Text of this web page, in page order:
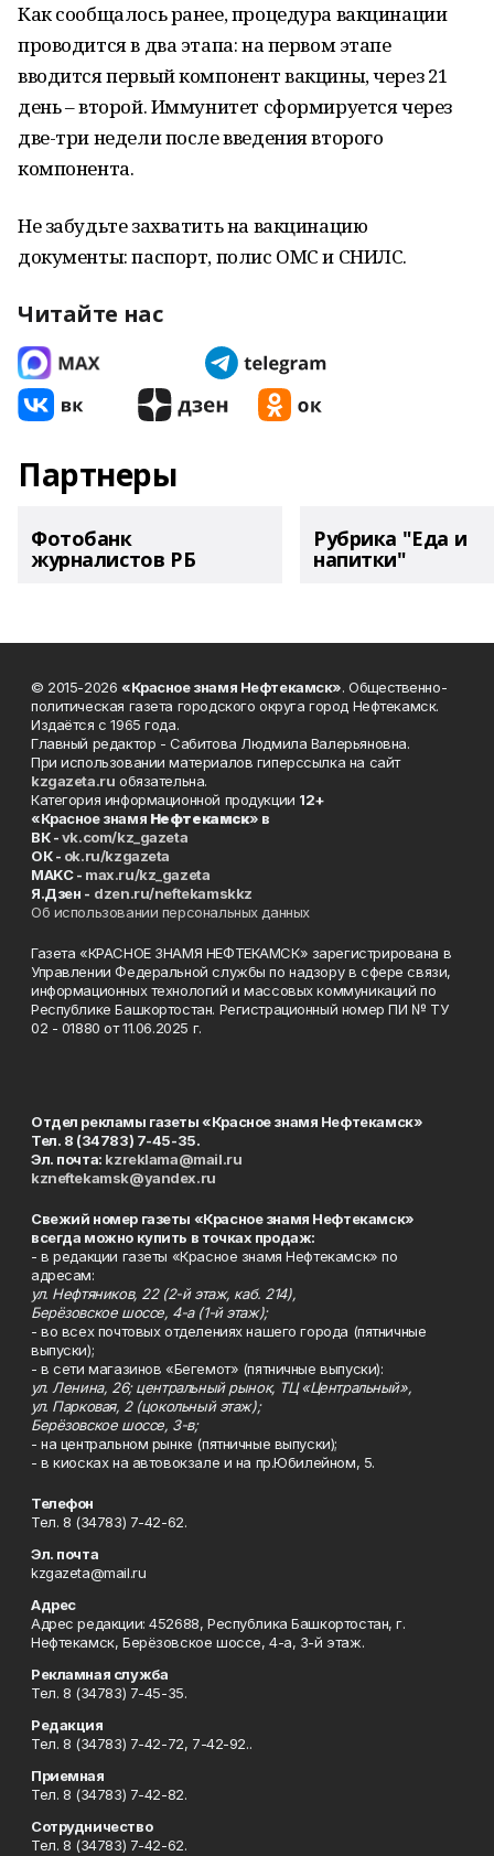
Как сообщалось ранее, процедура вакцинации
проводится в два этапа: на первом этапе
вводится первый компонент вакцины, через 21
день – второй. Иммунитет сформируется через
две-три недели после введения второго
компонента.
Не забудьте захватить на вакцинацию
документы: паспорт, полис ОМС и СНИЛС.
Читайте нас
Партнеры
Фотобанк
журналистов РБ
Рубрика "Еда и
напитки"
© 2015-2026 «Красное знамя Нефтекамск». Общественно-
политическая газета городского округа город Нефтекамск.
Издаётся с 1965 года.
Главный редактор - Сабитова Людмила Валерьяновна.
При использовании материалов гиперссылка на сайт
kzgazeta.ru обязательна.
Категория информационной продукции 12+
«Красное знамя Нефтекамск» в
ВК -vk.com/kz_gazeta
ОК - ok.ru/kzgazeta
MAKC - max.ru/kz_gazeta
Я.Дзен - dzen.ru/neftekamskkz
Об использовании персональных данных
Газета «КРАСНОЕ ЗНАМЯ НЕФТЕКАМСК» зарегистрирована в
Управлении Федеральной службы по надзору в сфере связи,
информационных технологий и массовых коммуникаций по
Республике Башкортостан. Регистрационный номер ПИ № ТУ
02 - 01880 от 11.06.2025 г.
Отдел рекламы газеты «Красное знамя Нефтекамск»
Тел. 8 (34783) 7-45-35.
Эл. почта: kzreklama@mail.ru
kzneftekamsk@yandex.ru
Свежий номер газеты «Красное знамя Нефтекамск»
всегда можно купить в точках продаж:
- в редакции газеты «Красное знамя Нефтекамск» по
адресам:
ул. Нефтяников, 22 (2-й этаж, каб. 214),
Берёзовское шоссе, 4-а (1-й этаж);
- во всех почтовых отделениях нашего города (пятничные
выпуски);
- в сети магазинов «Бегемот» (пятничные выпуски):
ул. Ленина, 26; центральный рынок, ТЦ «Центральный»,
ул. Парковая, 2 (цокольный этаж);
Берёзовское шоссе, 3-в;
- на центральном рынке (пятничные выпуски);
- в киосках на автовокзале и на пр.Юбилейном, 5.
Телефон
Тел. 8 (34783) 7-42-62.
Эл. почта
kzgazeta@mail.ru
Адрес
Адрес редакции: 452688, Республика Башкортостан, г.
Нефтекамск, Берёзовское шоссе, 4-а, 3-й этаж.
Рекламная служба
Тел. 8 (34783) 7-45-35.
Редакция
Тел. 8 (34783) 7-42-72, 7-42-92..
Приемная
Тел. 8 (34783) 7-42-82.
Сотрудничество
Тел. 8 (34783) 7-42-62.